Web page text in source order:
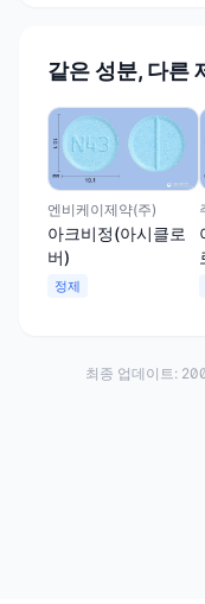
같은 성분, 다른
엔비케이제약(주)
아크비정(아시클로
버)
정제
최종 업데이트: